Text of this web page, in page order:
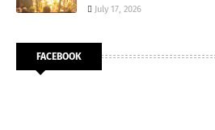
July 17, 2026
FACEBOOK